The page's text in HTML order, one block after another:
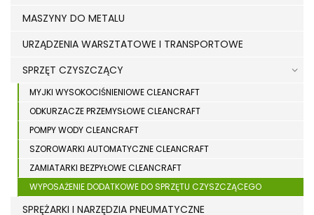
MASZYNY DO METALU
URZĄDZENIA WARSZTATOWE I TRANSPORTOWE
SPRZĘT CZYSZCZĄCY
MYJKI WYSOKOCIŚNIENIOWE CLEANCRAFT
ODKURZACZE PRZEMYSŁOWE CLEANCRAFT
POMPY WODY CLEANCRAFT
SZOROWARKI AUTOMATYCZNE CLEANCRAFT
ZAMIATARKI BEZPYŁOWE CLEANCRAFT
WYPOSAŻENIE DODATKOWE DO SPRZĘTU CZYSZCZĄCEGO
SPRĘŻARKI I NARZĘDZIA PNEUMATYCZNE